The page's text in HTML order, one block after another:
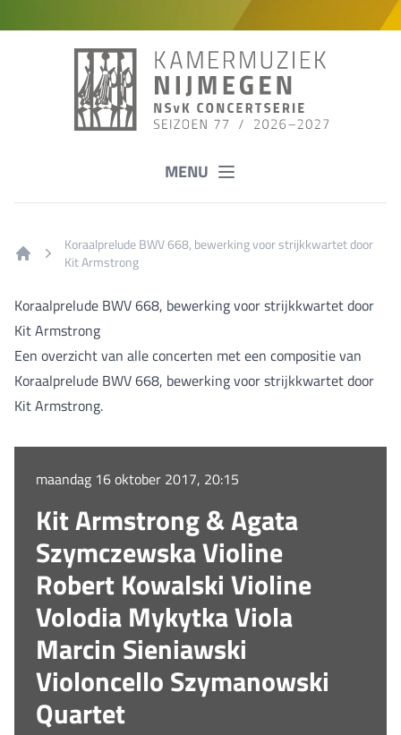
MENU
Koraalprelude BWV 668, bewerking voor strijkkwartet door
Kit Armstrong
Koraalprelude BWV 668, bewerking voor strijkkwartet door
Kit Armstrong
Een overzicht van alle concerten met een compositie van
Koraalprelude BWV 668, bewerking voor strijkkwartet door
Kit Armstrong.
maandag 16 oktober 2017, 20:15
Kit Armstrong & Agata
Szymczewska Violine
Robert Kowalski Violine
Volodia Mykytka Viola
Marcin Sieniawski
Violoncello Szymanowski
Quartet